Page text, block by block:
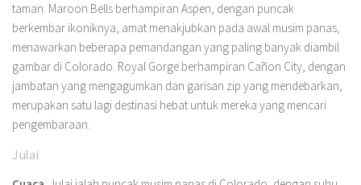
taman. Maroon Bells berhampiran Aspen, dengan puncak
berkembar ikoniknya, amat menakjubkan pada awal musim panas,
menawarkan beberapa pemandangan yang paling banyak diambil
gambar di Colorado. Royal Gorge berhampiran Cañon City, dengan
jambatan yang mengagumkan dan garisan zip yang mendebarkan,
merupakan satu lagi destinasi hebat untuk mereka yang mencari
pengembaraan.
Julai